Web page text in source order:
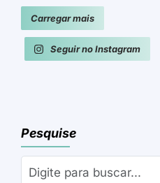
Carregar mais
Seguir no Instagram
Pesquise